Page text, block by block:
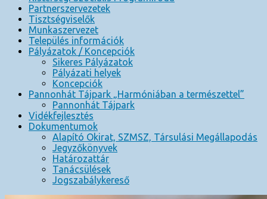
Partnerszervezetek
Tisztségviselők
Munkaszervezet
Település információk
Pályázatok / Koncepciók
Sikeres Pályázatok
Pályázati helyek
Koncepciók
Pannonhát Tájpark „Harmóniában a természettel”
Pannonhát Tájpark
Vidékfejlesztés
Dokumentumok
Alapító Okirat, SZMSZ, Társulási Megállapodás
Jegyzőkönyvek
Határozattár
Tanácsülések
Jogszabálykereső